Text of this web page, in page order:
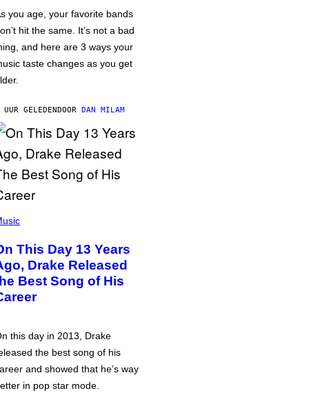
you age, your favorite bands
hit the same. It’s not a bad
and here are 3 ways your
taste changes as you get
GELEDENDOOR DAN MILAM
This Day 13 Years
Drake Released
Best Song of His
this day in 2013, Drake
the best song of his
and showed that he’s way
in pop star mode.